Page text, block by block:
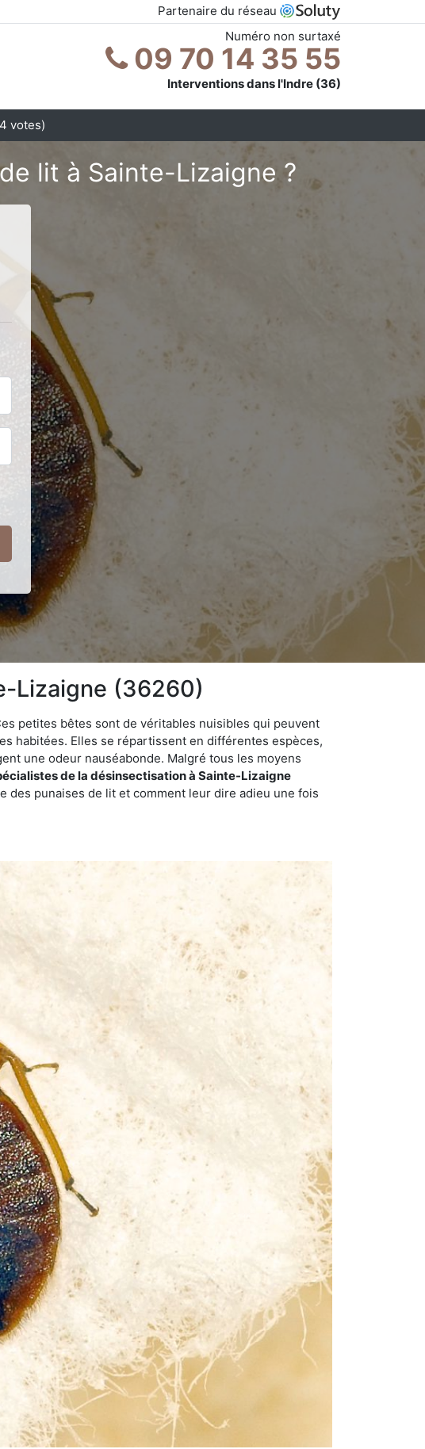
Partenaire du réseau
Numéro non surtaxé
09 70 14 35 55
Interventions dans l'Indre (36)
votes)
lit à Sainte-Lizaigne ?
Lizaigne (36260)
petites bêtes sont de véritables nuisibles qui peuvent
habitées. Elles se répartissent en différentes espèces,
une odeur nauséabonde. Malgré tous les moyens
de la désinsectisation à Sainte-Lizaigne
des punaises de lit et comment leur dire adieu une fois